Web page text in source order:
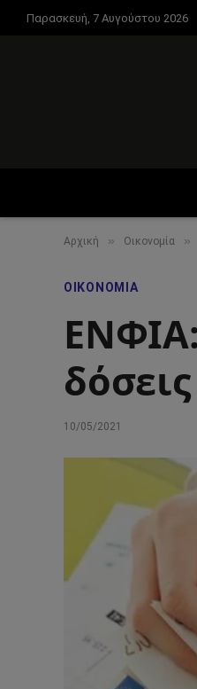
Παρασκευή, 7 Αυγούστου 2026
Αρχική » Οικονομία »
ΟΙΚΟΝΟΜΊΑ
10/05/2021